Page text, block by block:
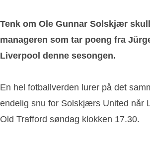
Tenk om Ole Gunnar Solskjær
manageren som tar poeng fra
Liverpool denne sesongen.
En hel fotballverden lurer på det
endelig snu for Solskjærs United når
Old Trafford søndag klokken 17.30.